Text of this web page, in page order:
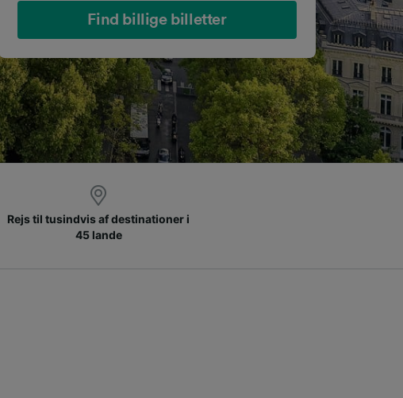
Find billige billetter
Rejs til tusindvis af destinationer i
45 lande